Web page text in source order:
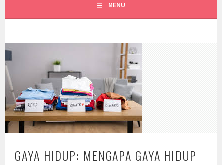
MENU
GAYA HIDUP: MENGAPA GAYA HIDUP